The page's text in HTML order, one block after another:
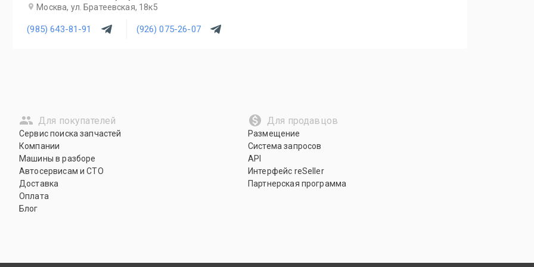
Москва, ул. Братеевская, 18к5
(985) 643-81-91 (926) 075-26-07
Для покупателей
Сервис поиска запчастей
Компании
Машины в разборе
Автосервисам и СТО
Доставка
Оплата
Блог
Для продавцов
Размещение
Система запросов
API
Интерфейс reSeller
Партнерская программа